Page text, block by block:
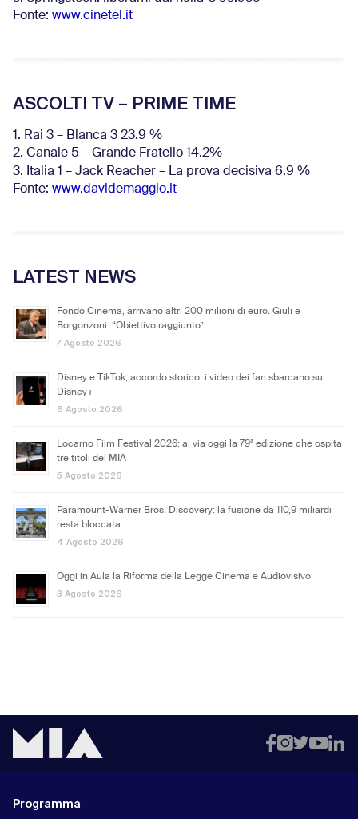
Fonte: www.cinetel.it
ASCOLTI TV – PRIME TIME
1. Rai 3 – Blanca 3 23.9 %
2. Canale 5 – Grande Fratello 14.2%
3. Italia 1 – Jack Reacher – La prova decisiva 6.9 %
Fonte: www.davidemaggio.it
LATEST NEWS
Fondo Cinema, arrivano altri 200 milioni di euro. Giuli e
Borgonzoni: “Obiettivo raggiunto”
7 Agosto 2026
Disney e TikTok, accordo storico: i video dei fan sbarcano su
Disney+
6 Agosto 2026
Locarno Film Festival 2026: al via oggi la 79ª edizione che ospita
tre titoli del MIA
5 Agosto 2026
Paramount-Warner Bros. Discovery: la fusione da 110,9 miliardi
resta bloccata.
4 Agosto 2026
Oggi in Aula la Riforma della Legge Cinema e Audiovisivo
3 Agosto 2026
Programma